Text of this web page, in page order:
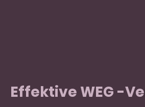
Effektive WEG -